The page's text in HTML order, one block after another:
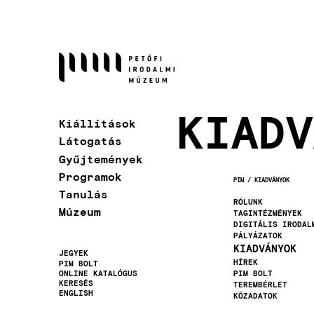
Kiállítások
Látogatás
Gyűjtemények
Programok
Tanulás
Múzeum
Másodlagos
navigáció
JEGYEK
PIM BOLT
ONLINE KATALÓGUS
KERESÉS
ENGLISH
PIM KIADVÁNYOK
RÓLUNK
TAGINTÉZMÉNYEK
DIGITÁLIS
PÁLYÁZATOK
KIADVÁNYOK
HÍREK
PIM BOLT
TEREMBÉRLET
KÖZADATOK